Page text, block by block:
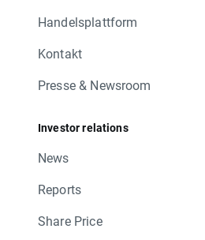
Handelsplattform
Kontakt
Presse & Newsroom
Investor relations
News
Reports
Share Price